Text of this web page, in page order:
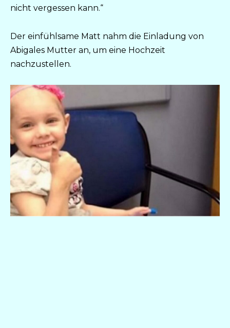
nicht vergessen kann.“
Der einfühlsame Matt nahm die Einladung von
Abigales Mutter an, um eine Hochzeit
nachzustellen.